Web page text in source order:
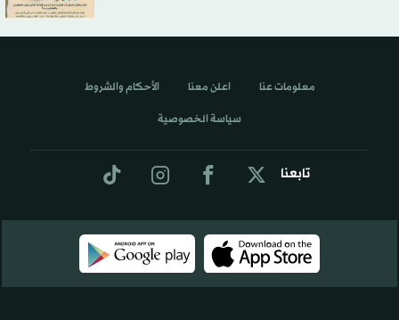
تابعنا
معلومات عنا اعلن معنا الأحكام والشروط
سياسة الخصوصية